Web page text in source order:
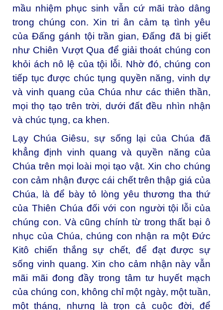
mầu nhiệm phục sinh vẫn cứ mãi trào dâng
trong chúng con. Xin tri ân cảm tạ tình yêu
của Đấng gánh tội trần gian, Đấng đã bị giết
như Chiên Vượt Qua để giải thoát chúng con
khỏi ách nô lệ của tội lỗi. Nhờ đó, chúng con
tiếp tục được chúc tụng quyền năng, vinh dự
và vinh quang của Chúa như các thiên thần,
mọi thọ tạo trên trời, dưới đất đều nhìn nhận
và chúc tụng, ca khen.
Lạy Chúa Giêsu, sự sống lại của Chúa đã
khẳng định vinh quang và quyền năng của
Chúa trên mọi loài mọi tạo vật. Xin cho chúng
con cảm nhận được cái chết trên thập giá của
Chúa, là để bày tỏ lòng yêu thương tha thứ
của Thiên Chúa đối với con người tội lỗi của
chúng con. Và cũng chính từ trong thất bại ô
nhục của Chúa, chúng con nhận ra một Đức
Kitô chiến thắng sự chết, để đạt được sự
sống vinh quang. Xin cho cảm nhận này vẫn
mãi mãi đong đầy trong tâm tư huyết mạch
của chúng con, không chỉ một ngày, một tuần,
một tháng, nhưng là trọn cả cuộc đời, để